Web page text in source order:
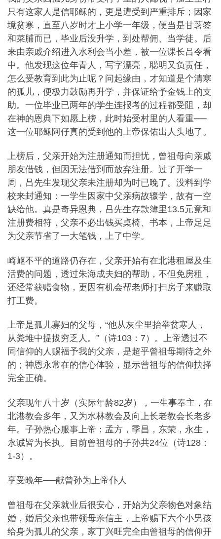
只有这家人是信耶稣的，更是遭受到严重排斥；因家
境贫寒，直至八岁时才上小学一年级，便当是甘薯签
和菜脯而已，毕业后没升学，到处帮佣、当学徒。后
来由亲戚介绍进入水利会当小差，被一位课长吕令看
中。他发现这位年青人，写字漂亮，聪明又负责任，
怎么受教育到此为止呢？问起缘由，才知道是个清寒
的孤儿，便极力鼓励再升学，并保证给予金钱上的支
助。一位毕业已两年的学生连报考的过程都受阻，却
在神的恩典下如愿上榜，此时始受村里的人看重──
这一位耶稣阿仔真的受到他的上帝保佑出人头地了。
上榜后，父亲开始为注册通知而担忧，曾祖母向亲戚
朋友借钱，但因无法借到而放弃注册。过了开学一
周，吕先生发现父亲未注册却为时已晚了。没料到学
校来封通知：一学生因家中父亲病故辍学，故有一空
缺给他。真是奇异恩典，吕先生存款簿里13.5元竟和
注册费相符，父亲不必出钱买桌椅、书本，上帝足足
为父亲节省了一大笔钱，上了中学。
崎岖不平的道路仍存在，父亲开始有在北港租屋及生
活费的问题，透过朱海成夫妇的帮助，不但免房租，
还经常获赠食物，更因有机会帮老师打扫房子来赚取
打工费。
上帝是孤儿寡妇的父母，“他从灰尘里抬举贫寒人，
从粪堆中提拔穷乏人。”（诗103：7）。上帝透过不
同信仰的人赐福予我的父亲，是超乎曾祖母期待之外
的；神恩永常在的信心体验，显示曾祖母的信仰抉择
完全正确。
父亲现年八十岁（实际年龄82岁），一生事奉主，在
北港教会多年，又为水林教会及向上长老教会长老多
年。子孙热心服事上帝：孟方，季昌，东荣，永生，
永诚皆为长执。目前曾祖母的子孙共24位（诗128：
1-3）。
享受晚年──献曾孙为上帝仆人
曾祖母在父亲就业后很安心，开始为父亲物色对象结
婚，婚后父亲也带领母亲信主，上帝赐下六个小男孩
给身为孤儿的父亲，家丁兴旺完全由曾祖母的信仰开